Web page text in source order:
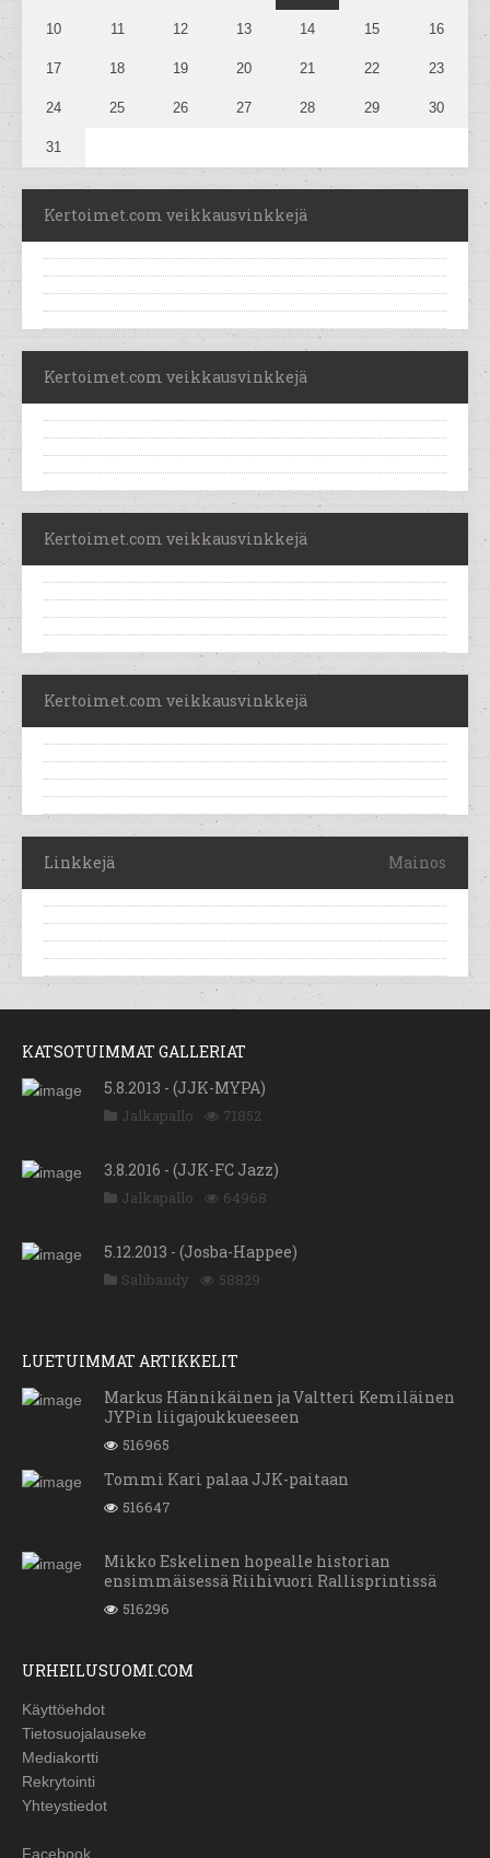
10 11 12 13 14 15 16
17 18 19 20 21 22 23
24 25 26 27 28 29 30
31
Kertoimet.com veikkausvinkkejä
Kertoimet.com veikkausvinkkejä
Kertoimet.com veikkausvinkkejä
Kertoimet.com veikkausvinkkejä
Linkkejä Mainos
KATSOTUIMMAT GALLERIAT
5.8.2013 - (JJK-MYPA)
Jalkapallo 71852
3.8.2016 - (JJK-FC Jazz)
Jalkapallo 64968
5.12.2013 - (Josba-Happee)
Salibandy 58829
LUETUIMMAT ARTIKKELIT
Markus Hännikäinen ja Valtteri Kemiläinen
JYPin liigajoukkueeseen
516965
Tommi Kari palaa JJK-paitaan
516647
Mikko Eskelinen hopealle historian
ensimmäisessä Riihivuori Rallisprintissä
516296
URHEILUSUOMI.COM
Käyttöehdot
Tietosuojalauseke
Mediakortti
Rekrytointi
Yhteystiedot
Facebook